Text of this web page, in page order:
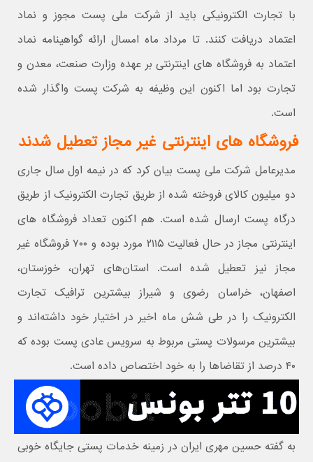
با تجارت الکترونیکی باید از شرکت ملی پست مجوز و نماد
اعتماد دریافت کنند. تا مرداد ماه امسال ارائه گواهینامه نماد
اعتماد به فروشگاه های اینترنتی بر عهده وزارت صنعت، معدن و
تجارت بود اما اکنون این وظیفه به شرکت پست واگذار شده
است.
فروشگاه های اینترنتی غیر مجاز تعطیل شدند
مدیرعامل شرکت ملی پست بیان کرد که در نیمه اول سال جاری
دو میلیون کالای فروخته شده از طریق تجارت الکترونیک از طریق
درگاه پست ارسال شده است. هم اکنون تعداد فروشگاه های
اینترنتی مجاز در حال فعالیت ۲۱۱۵ مورد بوده و ۷۰۰ فروشگاه غیر
مجاز نیز تعطیل شده است. استان‌های تهران، خوزستان،
اصفهان، خراسان رضوی و شیراز بیشترین ترافیک تجارت
الکترونیک را در طی شش ماه اخیر در اختیار خود داشته‌اند و
بیشترین مرسولات پستی مربوط به سرویس عادی پست بوده که
۴۰ درصد از تقاضاها را به خود اختصاص داده است.
به گفته حسین مهری ایران در زمینه خدمات پستی جایگاه خوبی